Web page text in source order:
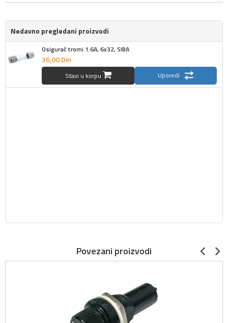
Nedavno pregledani proizvodi
Osigurač tromi 1.6A, 6x32, SIBA
36,00Din
Stavi u korpu Uporedi
Povezani proizvodi